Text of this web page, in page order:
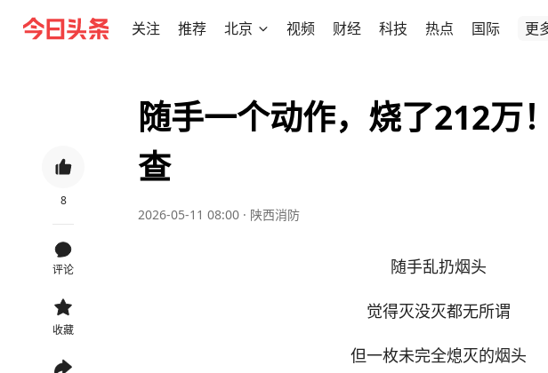
关注 推荐 北京 视频 财经 科技 热点 国际 更
8
评论
收藏
随手一个动作，烧了212万
查
2026-05-11 08:00 · 陕西消防
随手乱扔烟头
觉得灭没灭都无所谓
但一枚未完全熄灭的烟头